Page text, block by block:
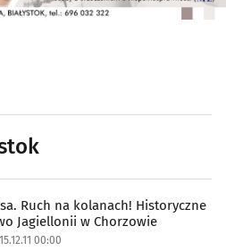
Ruch na kolanach! Historyczne
Jagiellonii w Chorzowie
00:00